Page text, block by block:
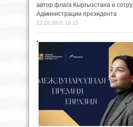
автор флага Кыргызстана и
Администрации президента
22.10.2025 18:15